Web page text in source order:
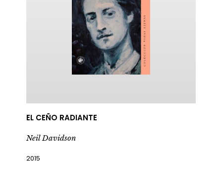
EL CEÑO RADIANTE
Neil Davidson
2015